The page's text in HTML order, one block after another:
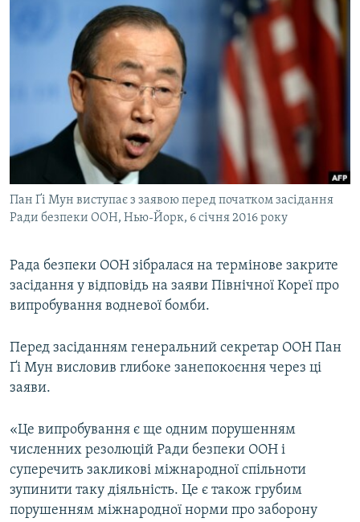
ВСЕ ЗА ДЕНЬ
СПЕЦПРОЕКТИ
ДЕПОРТАЦІЯ
ВІДЕОУРОКИ «ELIFBE»
СВІДЧЕННЯ ОКУПАЦІЇ
УКРАЇНСЬКА ПРОБЛЕМА КРИМУ
ІНФОГРАФІКА
ЯК ОБІЙТИ БЛОКУВАННЯ
Русский
Qırımtatar
ДОЛУЧАЙСЯ!
Усі сайти RFE/RL
Пан Ґі Мун виступає з заявою перед початком засідання
Ради безпеки ООН, Нью-Йорк, 6 січня 2016 року
Рада безпеки ООН зібралася на термінове закрите
засідання у відповідь на заяви Північної Кореї про
випробування водневої бомби.
Перед засіданням генеральний секретар ООН Пан
Ґі Мун висловив глибоке занепокоєння через ці
заяви.
«Це випробування є ще одним порушенням
численних резолюцій Ради безпеки ООН і
суперечить закликові міжнародної спільноти
зупинити таку діяльність. Це є також грубим
порушенням міжнародної норми про заборону